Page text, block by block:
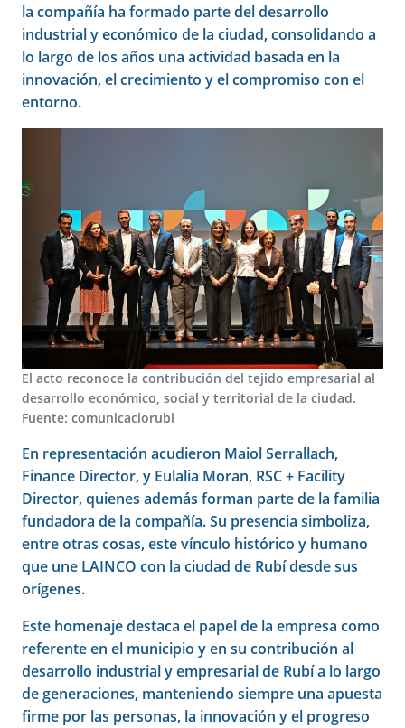
la compañía ha formado parte del desarrollo
industrial y económico de la ciudad, consolidando a
lo largo de los años una actividad basada en la
innovación, el crecimiento y el compromiso con el
entorno.
El acto reconoce la contribución del tejido empresarial al
desarrollo económico, social y territorial de la ciudad.
Fuente: comunicaciorubi
En representación acudieron Maiol Serrallach,
Finance Director, y Eulalia Moran, RSC + Facility
Director, quienes además forman parte de la familia
fundadora de la compañía. Su presencia simboliza,
entre otras cosas, este vínculo histórico y humano
que une LAINCO con la ciudad de Rubí desde sus
orígenes.
Este homenaje destaca el papel de la empresa como
referente en el municipio y en su contribución al
desarrollo industrial y empresarial de Rubí a lo largo
de generaciones, manteniendo siempre una apuesta
firme por las personas, la innovación y el progreso